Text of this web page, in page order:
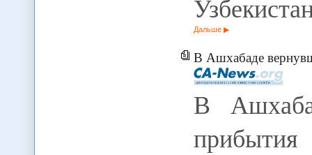
Дальше
В Ашхабаде
В